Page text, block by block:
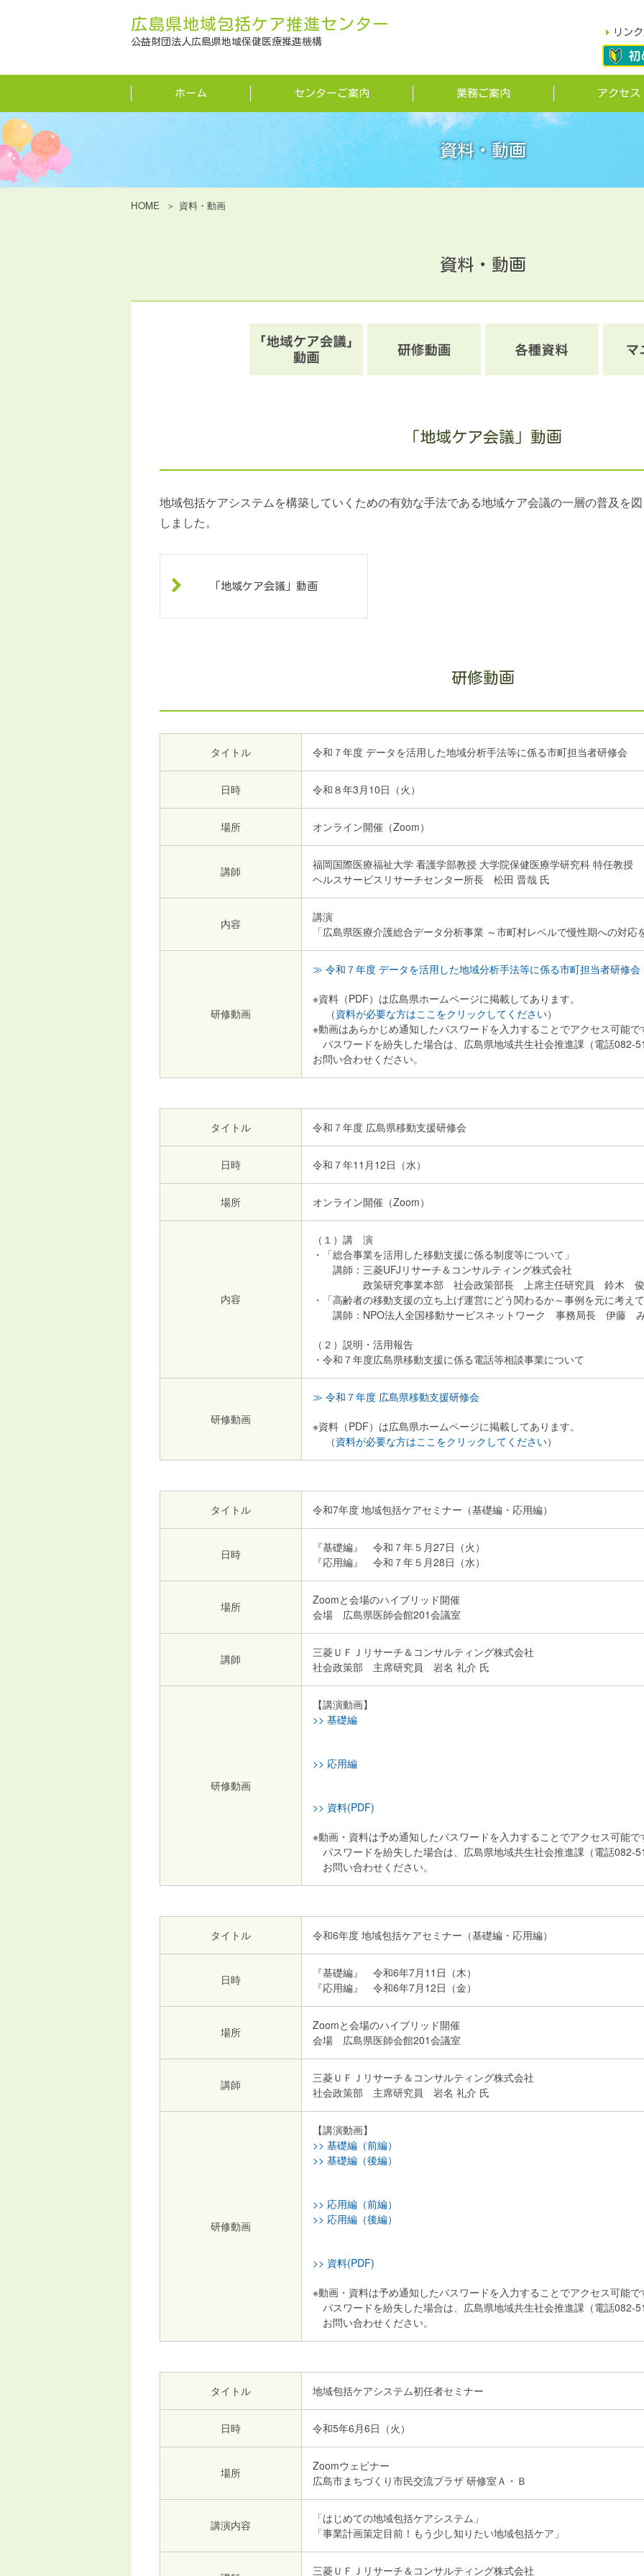
広島県地域包括ケア推進センター
公益財団法人広島県地域保健医療推進機構
リン
ホーム センターご案内 業務ご案内 アクセス
資料・動画
HOME 資料・動画
資料・動画
「地域ケア会議」動画
地域包括ケアシステムを構築していくための有効な手法である地域ケア会議の一層の普及を
しました。
「地域ケア会議」動画
研修動画
タイトル 令和７年度 データを活用した地域分析手法等に係る市町担当者研修会
日時 令和８年3月10日（火）
場所 オンライン開催（Zoom）
講師
福岡国際医療福祉大学 看護学部教授 大学院保健医療学研究科 特任教授
ヘルスサービスリサーチセンター所長 松田 晋哉 氏
内容
講演
「広島県医療介護総合データ分析事業 ～市町村レベルで慢性期への対応
研修動画
≫ 令和７年度 データを活用した地域分析手法等に係る市町担当者研修会
※資料（PDF）は広島県ホームページに掲載してあります。
（資料が必要な方はここをクリックしてください）
※動画はあらかじめ通知したパスワードを入力することでアクセス可能で
パスワードを紛失した場合は、広島県地域共生社会推進課（電話082-
お問い合わせください。
タイトル 令和７年度 広島県移動支援研修会
日時 令和７年11月12日（水）
場所 オンライン開催（Zoom）
内容
（１）講 演
・「総合事業を活用した移動支援に係る制度等について」
講師：三菱UFJリサーチ＆コンサルティング株式会社
政策研究事業本部 社会政策部長 上席主任研究員 鈴木
・「高齢者の移動支援の立ち上げ運営にどう関わるか～事例を元に考えて
講師：NPO法人全国移動サービスネットワーク 事務局長 伊藤
（２）説明・活用報告
・令和７年度広島県移動支援に係る電話等相談事業について
研修動画
≫ 令和７年度 広島県移動支援研修会
※資料（PDF）は広島県ホームページに掲載してあります。
（資料が必要な方はここをクリックしてください）
タイトル 令和7年度 地域包括ケアセミナー（基礎編・応用編）
日時
『基礎編』 令和７年５月27日（火）
『応用編』 令和７年５月28日（水）
場所
Zoomと会場のハイブリッド開催
会場 広島県医師会館201会議室
講師
三菱ＵＦＪリサーチ＆コンサルティング株式会社
社会政策部 主席研究員 岩名 礼介 氏
研修動画
【講演動画】
>> 基礎編
>> 応用編
>> 資料(PDF)
※動画・資料は予め通知したパスワードを入力することでアクセス可能で
パスワードを紛失した場合は、広島県地域共生社会推進課（電話082-
お問い合わせください。
タイトル 令和6年度 地域包括ケアセミナー（基礎編・応用編）
日時
『基礎編』 令和6年7月11日（木）
『応用編』 令和6年7月12日（金）
場所
Zoomと会場のハイブリッド開催
会場 広島県医師会館201会議室
講師
三菱ＵＦＪリサーチ＆コンサルティング株式会社
社会政策部 主席研究員 岩名 礼介 氏
研修動画
【講演動画】
>> 基礎編（前編）
>> 基礎編（後編）
>> 応用編（前編）
>> 応用編（後編）
>> 資料(PDF)
※動画・資料は予め通知したパスワードを入力することでアクセス可能で
パスワードを紛失した場合は、広島県地域共生社会推進課（電話082-
お問い合わせください。
タイトル 地域包括ケアシステム初任者セミナー
日時 令和5年6月6日（火）
場所
Zoomウェビナー
広島市まちづくり市民交流プラザ 研修室Ａ・Ｂ
講演内容
「はじめての地域包括ケアシステム」
「事業計画策定目前！もう少し知りたい地域包括ケア」
三菱ＵＦＪリサーチ＆コンサルティング株式会社